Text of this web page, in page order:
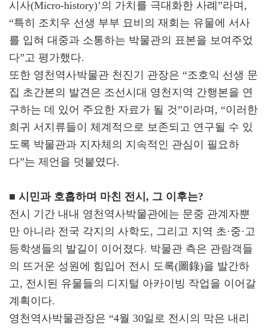
시사(Micro-history)’의 가치를 극대화한 사례”라며,
“특히 조치우 선생 부부 묘비의 재회는 유물에 서사
를 입혀 대중과 소통하는 박물관의 표본을 보여주었
다”고 평가했다.
또한 영천역사박물관 천진기 관장은 “조호익 선생 문
집 초간본의 발견은 조선시대 영천지역 간행본을 연
구하는 데 있어 주요한 자료가 될 것”이라며, “이러한
희귀 서지류들이 체계적으로 보존되고 연구될 수 있
도록 박물관과 지자체의 지속적인 관심이 필요하
다”는 제언을 덧붙였다.
■ 시민과 호흡하며 마친 전시, 그 이후는?
전시 기간 내내 영천역사박물관에는 문중 관계자뿐
만 아니라 전국 각지의 사학도, 그리고 지역 초·중·고
등학생들의 발길이 이어졌다. 박물관 측은 관람객들
의 뜨거운 성원에 힘입어 전시 도록(圖錄)을 발간하
고, 전시된 유물들의 디지털 아카이빙 작업을 이어갈
계획이다.
영천역사박물관장은 “4월 30일로 전시의 막은 내리